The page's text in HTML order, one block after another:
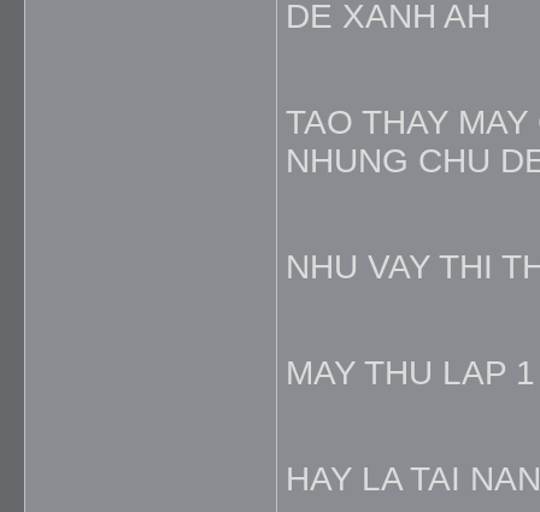
DE XANH AH
TAO THAY
NHUNG CHU
NHU VAY THI
MAY THU LAP
HAY LA TAI